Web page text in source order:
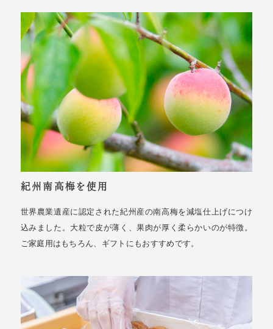
紀州南高梅を使用
世界農業遺産に認定された紀州産の南高梅を減塩仕上げにつけ
込みました。大粒で皮が薄く、果肉が厚く柔らかいのが特徴。
ご家庭用はもちろん、ギフトにもおすすめです。